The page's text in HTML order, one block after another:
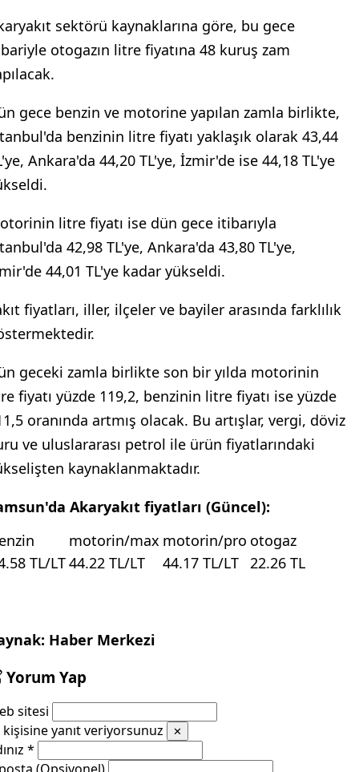
sektörü kaynaklarına göre, bu gece
otogazın litre fiyatına 48 kuruş zam
gece benzin ve motorine yapılan zamla birlikte,
benzinin litre fiyatı yaklaşık olarak 43,44
Ankara'da 44,20 TL'ye, İzmir'de ise 44,18 TL'ye
litre fiyatı ise dün gece itibarıyla
42,98 TL'ye, Ankara'da 43,80 TL'ye,
44,01 TL'ye kadar yükseldi.
fiyatları, iller, ilçeler ve bayiler arasında farklılık
geceki zamla birlikte son bir yılda motorinin
fiyatı yüzde 119,2, benzinin litre fiyatı ise yüzde
oranında artmış olacak. Bu artışlar, vergi, döviz
ve uluslararası petrol ile ürün fiyatlarındaki
kaynaklanmaktadır.
Akaryakıt fiyatları (Güncel):
motorin/max motorin/pro otogaz
TL/LT44.22 TL/LT 44.17 TL/LT 22.26 TL
Haber Merkezi
Yorum Yap
sitesi
kişisine yanıt veriyorsunuz
✕
*